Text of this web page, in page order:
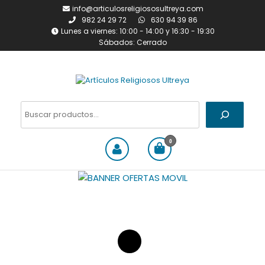
info@articulosreligiososultreya.com
982 24 29 72
630 94 39 86
Lunes a viernes: 10:00 - 14:00 y 16:30 - 19:30
Sábados: Cerrado
Artículos Religiosos Ultreya
venta de todo tipo de
Buscar
0